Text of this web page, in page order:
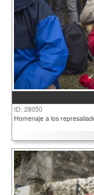
ID: 28050
Homenaje a los